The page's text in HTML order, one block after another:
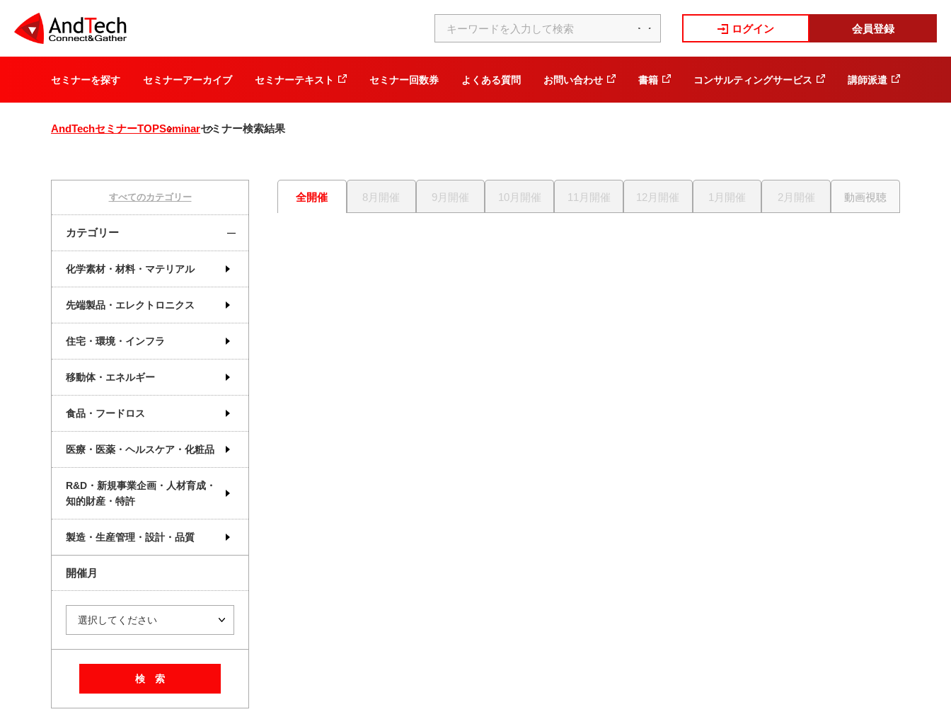
ログイン 会員登録
セミナーを探す セミナーアーカイブ セミナーテキスト セミナー回数券 よくある質問 お問い合わせ 書籍 コンサルティングサービス 講師派遣
AndTechセミナーTOPSeminarセミナー検索結果
全開催 8月開催 9月開催 10月開催 11月開催 12月開催 1月開催 2月開催 動画視聴
すべてのカテゴリー
カテゴリー
化学素材・材料・マテリアル
先端製品・エレクトロニクス
住宅・環境・インフラ
移動体・エネルギー
食品・フードロス
医療・医薬・ヘルスケア・化粧品
R&D・新規事業企画・人材育成・
知的財産・特許
製造・生産管理・設計・品質
開催月
検 索